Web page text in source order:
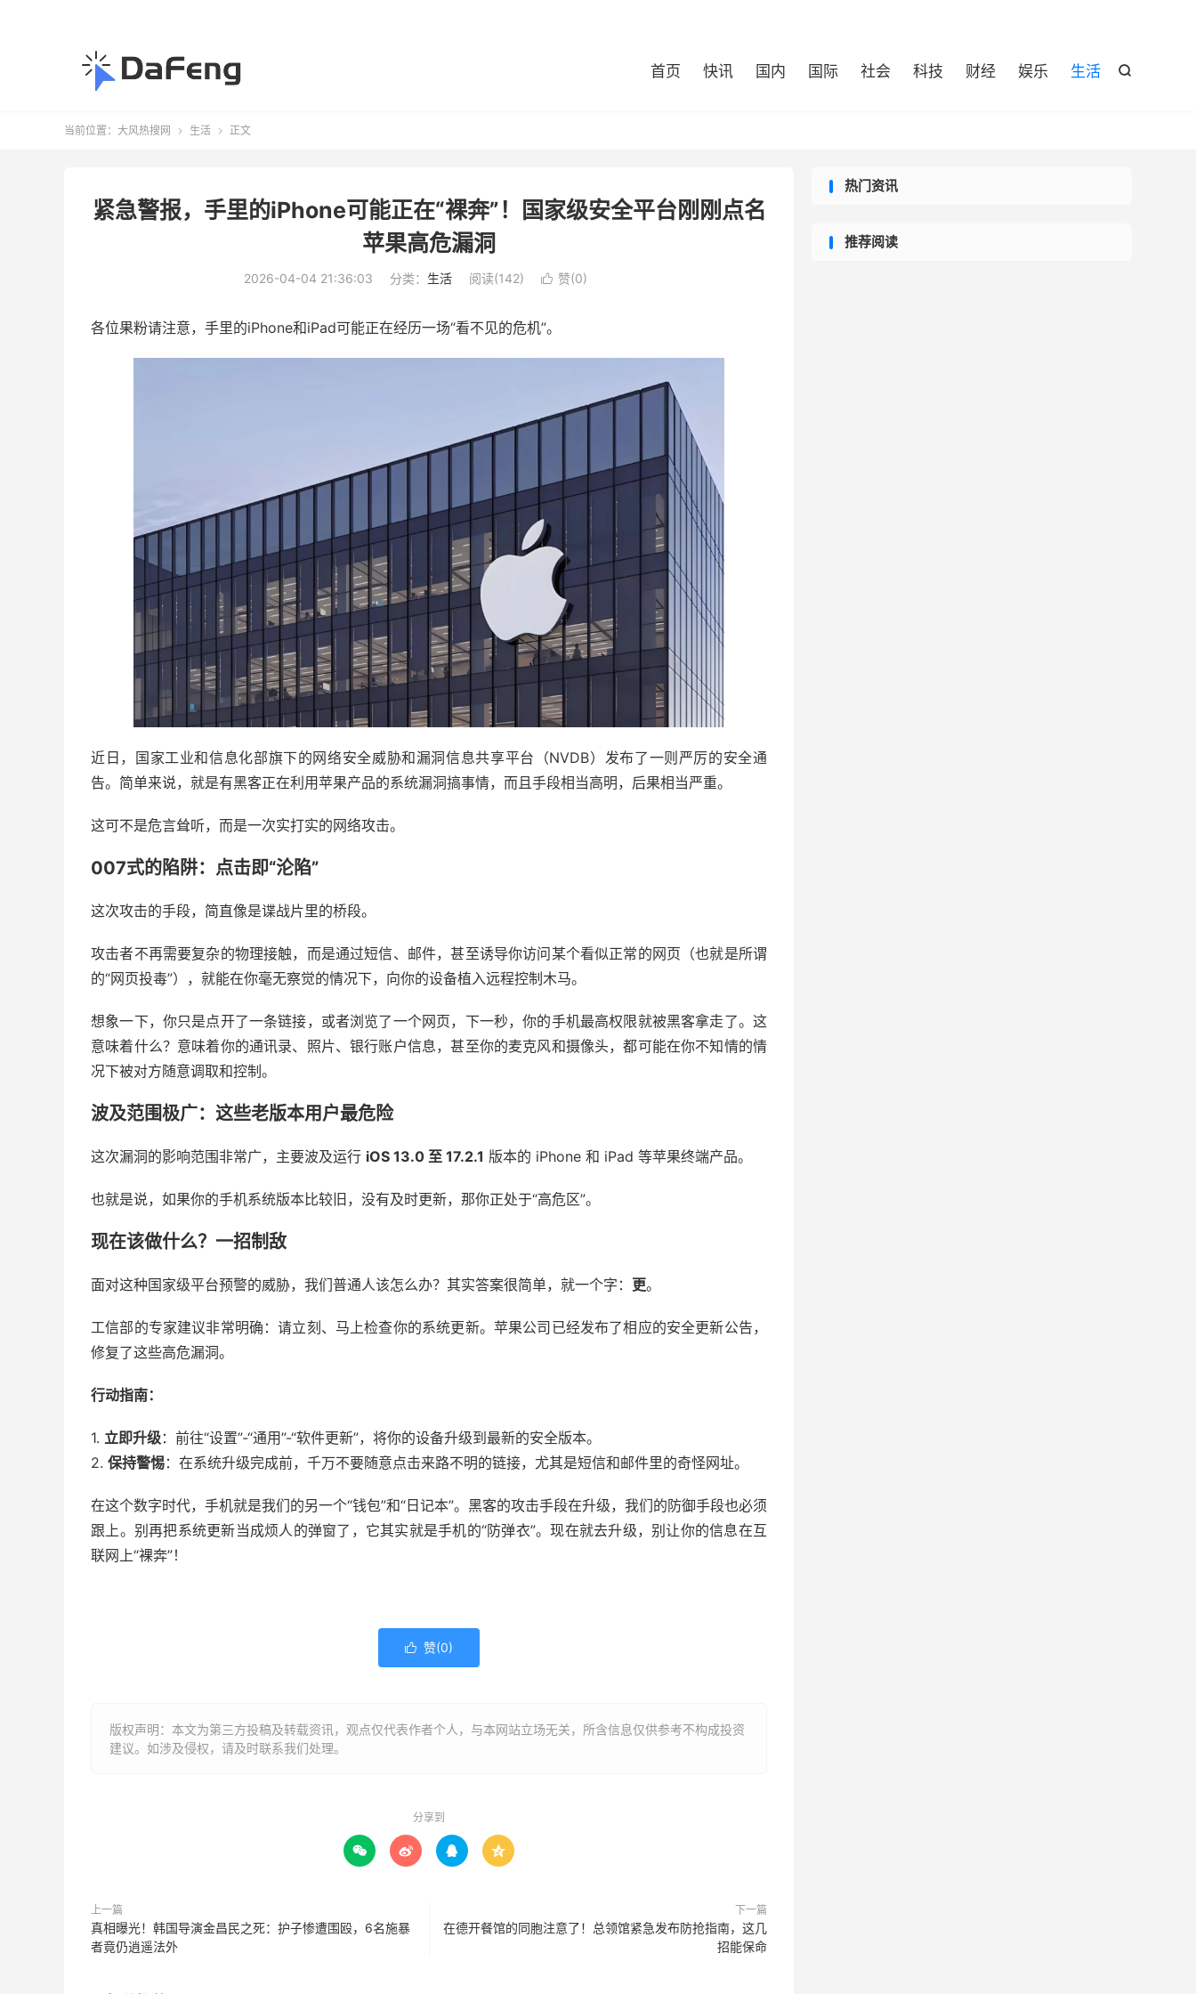

首页 快讯 国内 国际 社会 科技 财经 娱乐 生活
当前位置： 大风热搜网  生活  正文
紧急警报，手里的iPhone可能正在“裸奔”！国家级安全平台刚刚点名
苹果高危漏洞
2026-04-04 21:36:03 分类： 生活 阅读(142)  赞(0)
各位果粉请注意，手里的iPhone和iPad可能正在经历一场“看不见的危机”。
近日，国家工业和信息化部旗下的网络安全威胁和漏洞信息共享平台（NVDB）发布了一则严厉的安全通
告。简单来说，就是有黑客正在利用苹果产品的系统漏洞搞事情，而且手段相当高明，后果相当严重。
这可不是危言耸听，而是一次实打实的网络攻击。
007式的陷阱：点击即“沦陷”
这次攻击的手段，简直像是谍战片里的桥段。
攻击者不再需要复杂的物理接触，而是通过短信、邮件，甚至诱导你访问某个看似正常的网页（也就是所谓
的“网页投毒”），就能在你毫无察觉的情况下，向你的设备植入远程控制木马。
想象一下，你只是点开了一条链接，或者浏览了一个网页，下一秒，你的手机最高权限就被黑客拿走了。这
意味着什么？意味着你的通讯录、照片、银行账户信息，甚至你的麦克风和摄像头，都可能在你不知情的情
况下被对方随意调取和控制。
波及范围极广：这些老版本用户最危险
这次漏洞的影响范围非常广，主要波及运行 iOS 13.0 至 17.2.1 版本的 iPhone 和 iPad 等苹果终端产品。
也就是说，如果你的手机系统版本比较旧，没有及时更新，那你正处于“高危区”。
现在该做什么？一招制敌
面对这种国家级平台预警的威胁，我们普通人该怎么办？其实答案很简单，就一个字： 更。
工信部的专家建议非常明确：请立刻、马上检查你的系统更新。苹果公司已经发布了相应的安全更新公告，
修复了这些高危漏洞。
行动指南：
1. 立即升级：前往“设置”-“通用”-“软件更新”，将你的设备升级到最新的安全版本。
2. 保持警惕：在系统升级完成前，千万不要随意点击来路不明的链接，尤其是短信和邮件里的奇怪网址。
在这个数字时代，手机就是我们的另一个“钱包”和“日记本”。黑客的攻击手段在升级，我们的防御手段也必须
跟上。别再把系统更新当成烦人的弹窗了，它其实就是手机的“防弹衣”。现在就去升级，别让你的信息在互
联网上“裸奔”！
 赞(0)
版权声明：本文为第三方投稿及转载资讯，观点仅代表作者个人，与本网站立场无关，所含信息仅供参考不构成投资
建议。如涉及侵权，请及时联系我们处理。
分享到
   
上一篇
真相曝光！韩国导演金昌民之死：护子惨遭围殴，6名施暴
者竟仍逍遥法外
下一篇
在德开餐馆的同胞注意了！总领馆紧急发布防抢指南，这几
招能保命
热门资讯
推荐阅读